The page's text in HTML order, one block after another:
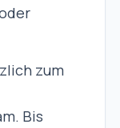
zum
Bis